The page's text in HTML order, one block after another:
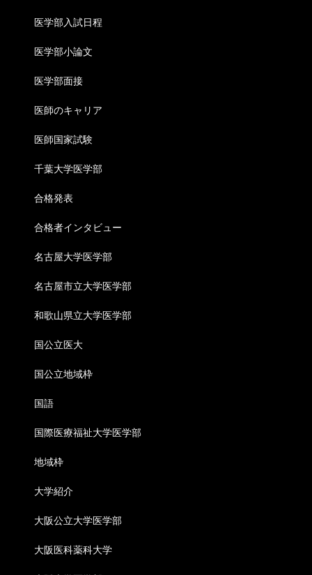
医学部入試日程
医学部小論文
医学部面接
医師のキャリア
医師国家試験
千葉大学医学部
合格発表
合格者インタビュー
名古屋大学医学部
名古屋市立大学医学部
和歌山県立大学医学部
国公立医大
国公立地域枠
国語
国際医療福祉大学医学部
地域枠
大学紹介
大阪公立大学医学部
大阪医科薬科大学